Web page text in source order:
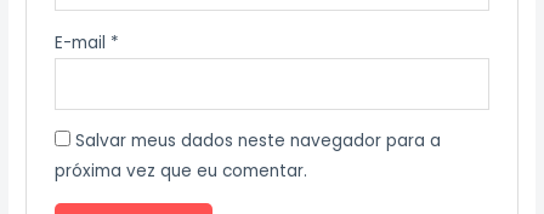
E-mail *
Salvar meus dados neste navegador para a
próxima vez que eu comentar.